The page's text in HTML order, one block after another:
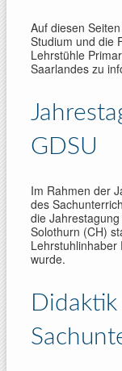
Auf die­sen
Stu­dium und die
Lehrstühle
Saarlandes zu
GDSU
Im Rahmen der
des
die
Solothurn (CH)
Lehrstuhlinhaber
wurde.
Didaktik